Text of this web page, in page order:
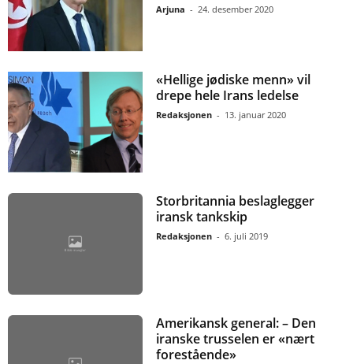
Arjuna - 24. desember 2020
«Hellige jødiske menn» vil
drepe hele Irans ledelse
Redaksjonen - 13. januar 2020
Storbritannia beslaglegger
iransk tankskip
Redaksjonen - 6. juli 2019
Amerikansk general: – Den
iranske trusselen er «nært
forestående»